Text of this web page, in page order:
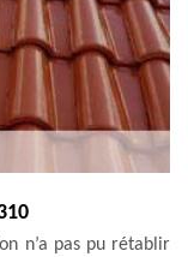
n’a pas pu rétablir